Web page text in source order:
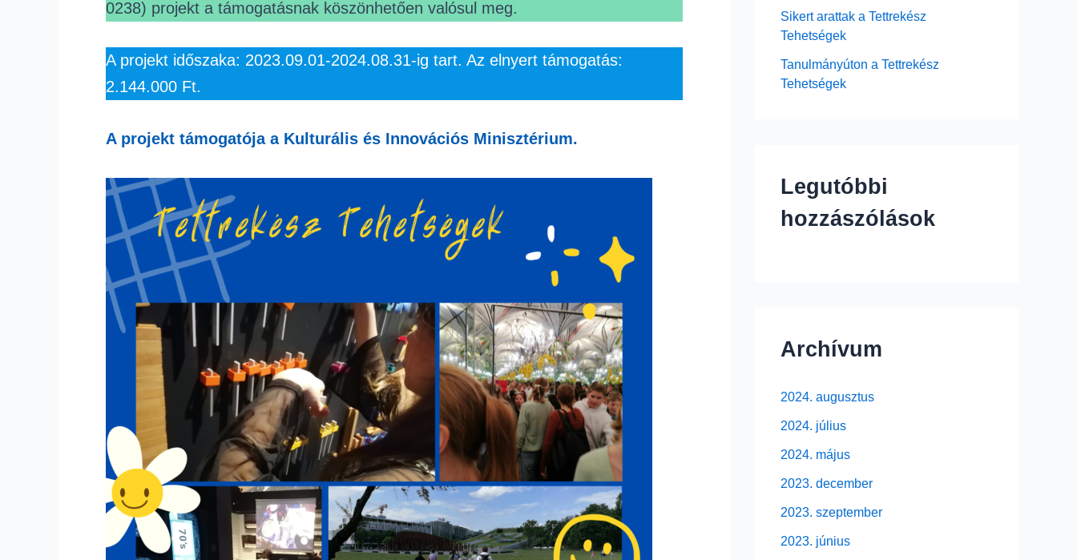
0238) projekt a támogatásnak köszönhetően valósul meg.
A projekt időszaka: 2023.09.01-2024.08.31-ig tart. Az elnyert támogatás:
2.144.000 Ft.
A projekt támogatója a Kulturális és Innovációs Minisztérium.
Sikert arattak a Tettrekész
Tehetségek
Tanulmányúton a Tettrekész
Tehetségek
Legutóbbi
hozzászólások
Archívum
2024. augusztus
2024. július
2024. május
2023. december
2023. szeptember
2023. június